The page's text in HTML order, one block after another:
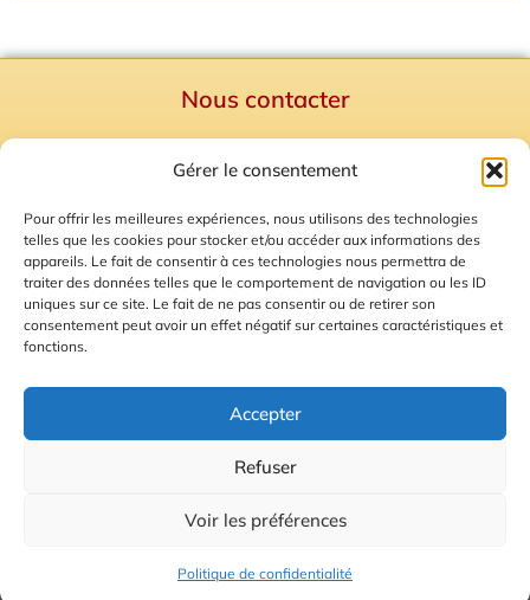
Gérer le consentement
Pour offrir les meilleures expériences, nous utilisons des technologies
telles que les cookies pour stocker et/ou accéder aux informations des
appareils. Le fait de consentir à ces technologies nous permettra de
traiter des données telles que le comportement de navigation ou les ID
uniques sur ce site. Le fait de ne pas consentir ou de retirer son
consentement peut avoir un effet négatif sur certaines caractéristiques et
fonctions.
Accepter
Refuser
Voir les préférences
Politique de confidentialité
Nous contacter
Mentions Légales
Plan du site
Gestion des Cookies
© 2026 Radio Calade